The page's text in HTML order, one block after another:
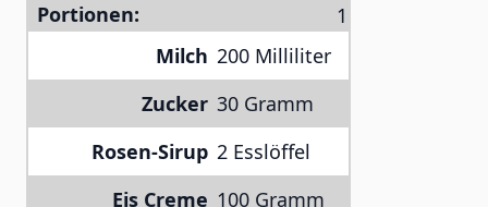
Portionen:
Milch 200 Milliliter
Zucker 30 Gramm
Rosen-Sirup 2 Esslöffel
Eis Creme 100 Gramm